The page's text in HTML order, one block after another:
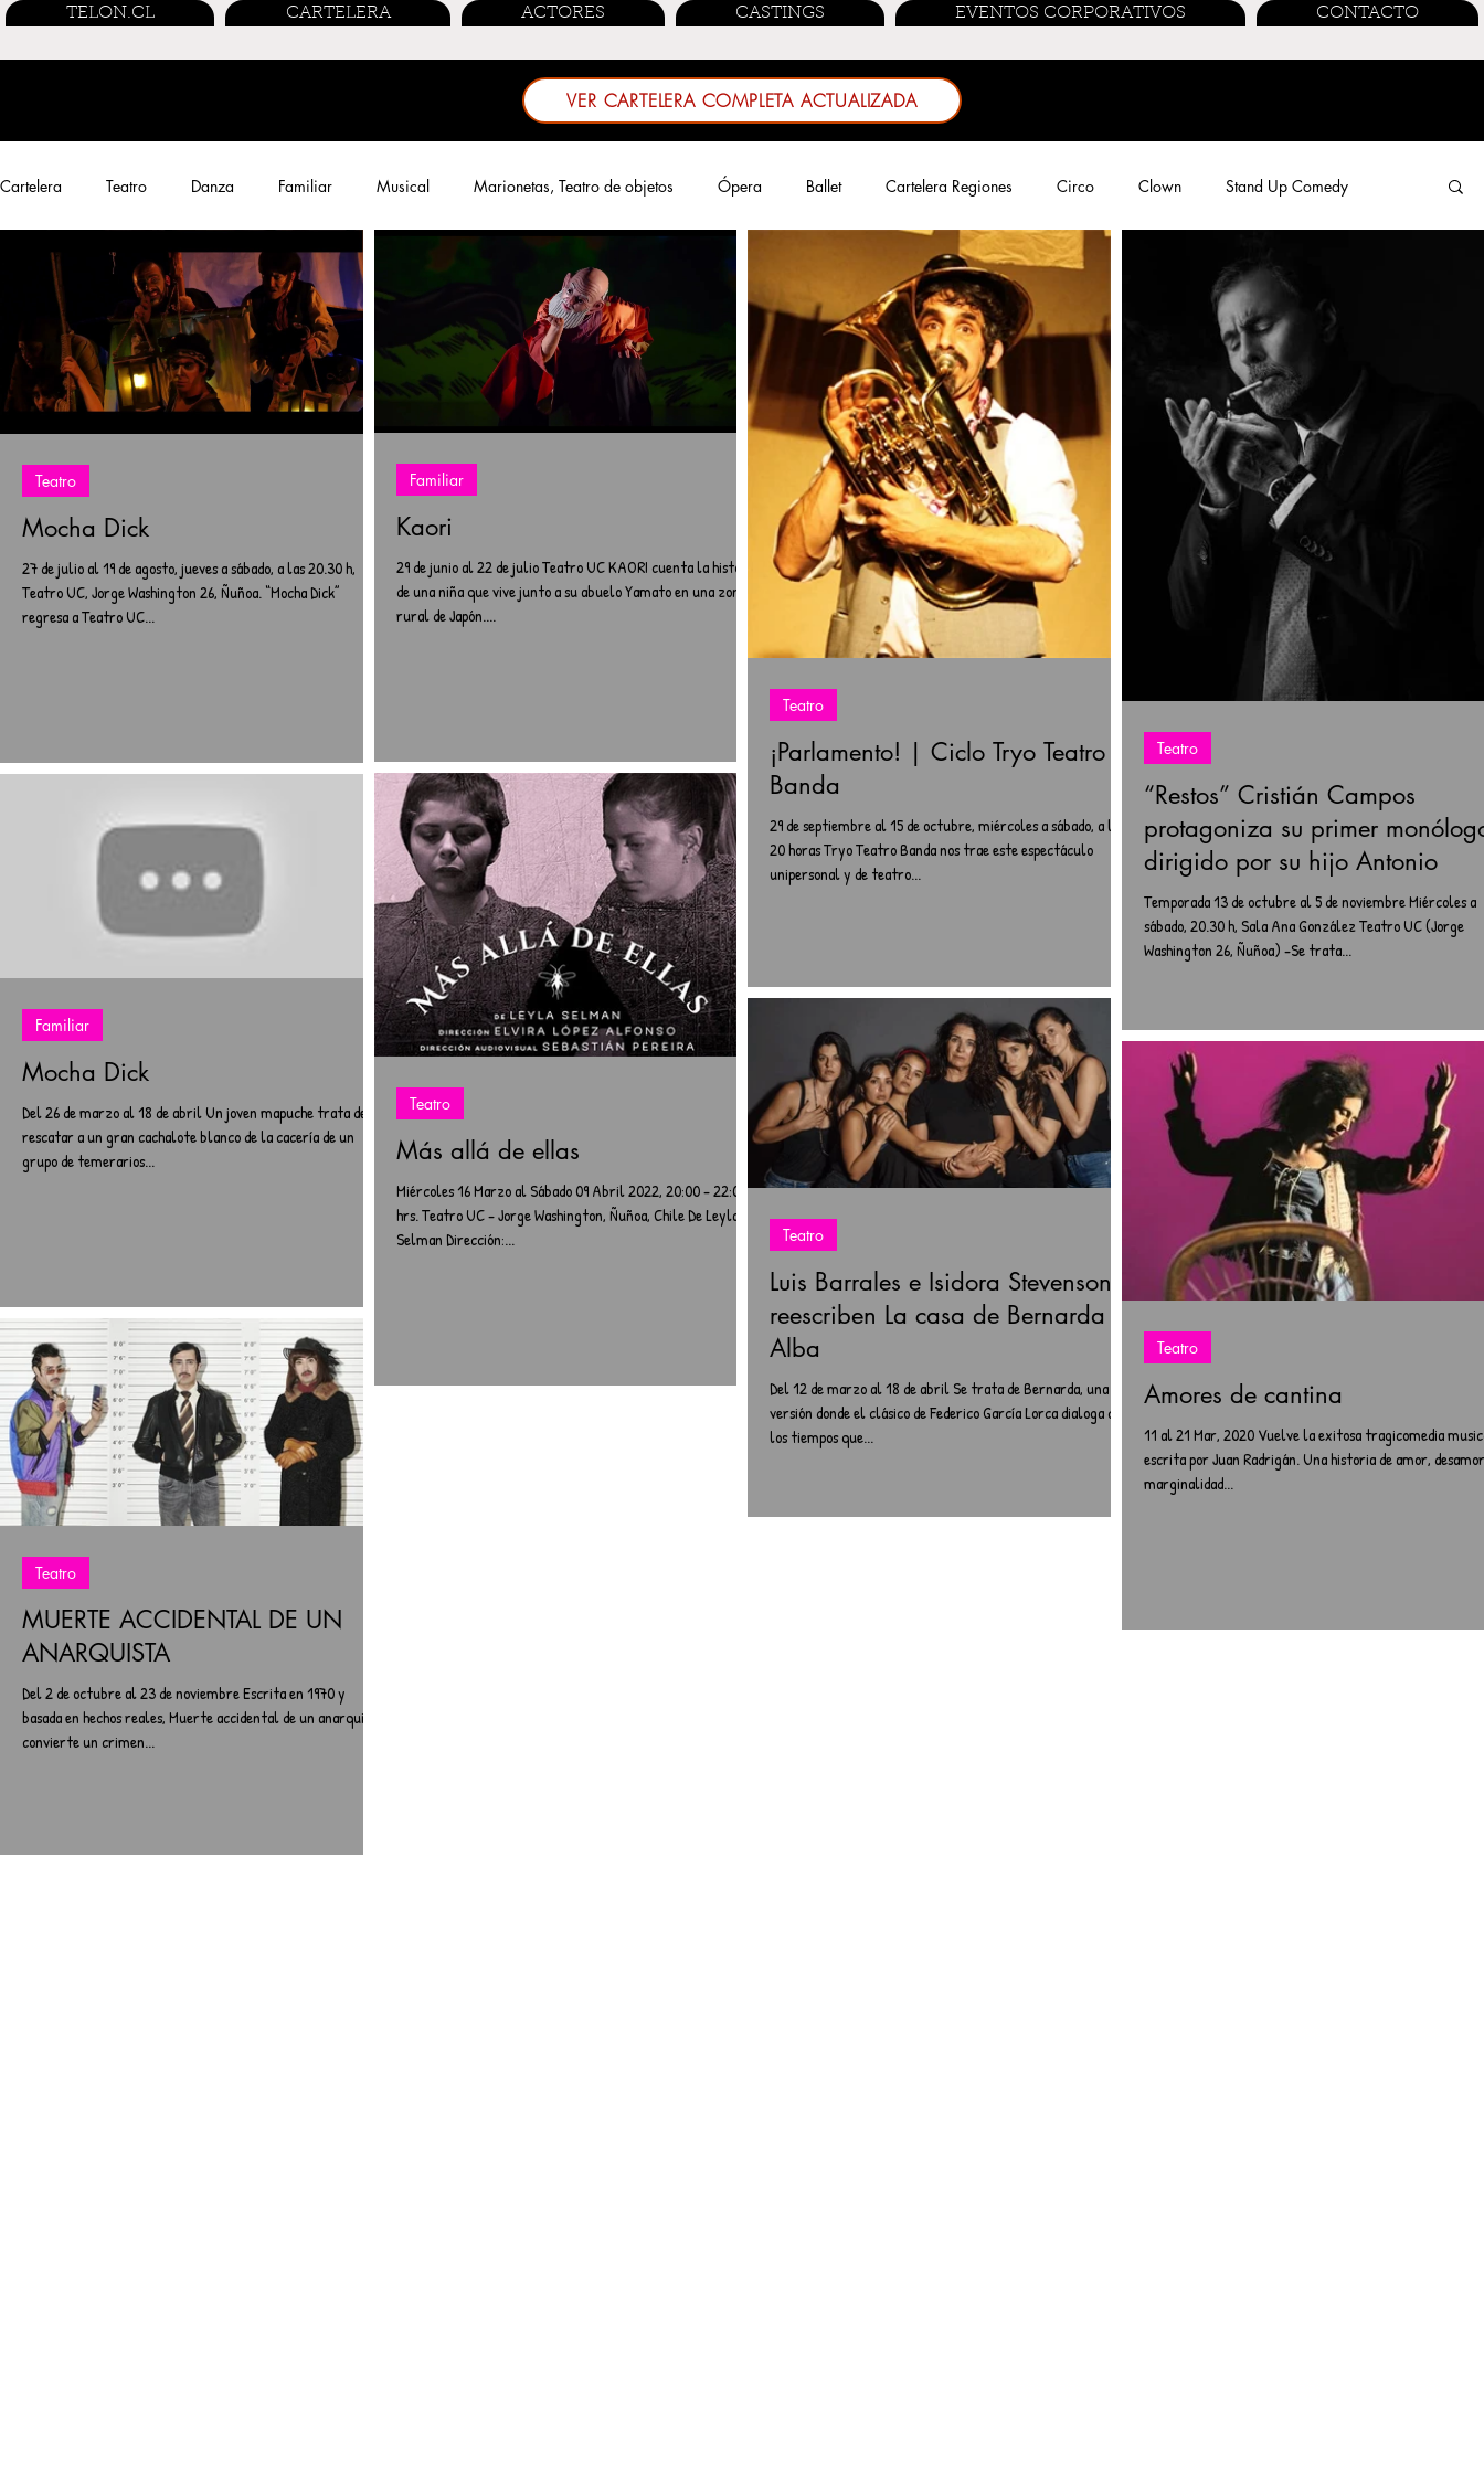
TELON.CL CARTELERA ACTORES CASTINGS EVENTOS CORPORATIVOS CONTACTO
VER CARTELERA COMPLETA ACTUALIZADA
Cartelera Teatro Danza Familiar Musical Marionetas, Teatro de objetos Ópera Ballet Cartelera Regiones Circo Clown Stand Up Comedy
Performance Entrevistas Streaming Cine Chileno
Mocha Dick
27 de julio al 19 de agosto, jueves a sábado, a las 20.30 h,
Teatro UC, Jorge Washington 26, Ñuñoa. “Mocha Dick”
regresa a Teatro UC...
Teatro
Kaori
29 de junio al 22 de julio Teatro UC KAORI cuenta la historia
de una niña que vive junto a su abuelo Yamato en una zona
rural de Japón....
Familiar
¡Parlamento! | Ciclo Tryo Teatro
Banda
29 de septiembre al 15 de octubre, miércoles a sábado, a las
20 horas Tryo Teatro Banda nos trae este espectáculo
unipersonal y de teatro...
Teatro
“Restos” Cristián Campos
protagoniza su primer
dirigido por su hijo Antonio
Temporada 13 de octubre al 5 de noviembre Miércoles a
sábado, 20.30 h, Sala Ana González Teatro UC (Jorge
Washington 26, Ñuñoa) -Se trata...
Teatro
Más allá de ellas
Miércoles 16 Marzo al Sábado 09 Abril 2022, 20:00 - 22:00
hrs. Teatro UC - Jorge Washington, Ñuñoa, Chile De Leyla
Selman Dirección:...
Teatro
Mocha Dick
Del 26 de marzo al 18 de abril Un joven mapuche trata de
rescatar a un gran cachalote blanco de la cacería de un
grupo de temerarios...
Familiar
Luis Barrales e Isidora Stevenson
reescriben La casa de Bernarda
Alba
Del 12 de marzo al 18 de abril Se trata de Bernarda, una
versión donde el clásico de Federico García Lorca dialoga con
los tiempos que...
Teatro
Amores de cantina
11 al 21 Mar, 2020 Vuelve la exitosa tragicomedia
escrita por Juan Radrigán. Una historia de amor,
marginalidad...
Teatro
MUERTE ACCIDENTAL DE UN
ANARQUISTA
Del 2 de octubre al 23 de noviembre Escrita en 1970 y
basada en hechos reales, Muerte accidental de un anarquista
convierte un crimen...
Teatro